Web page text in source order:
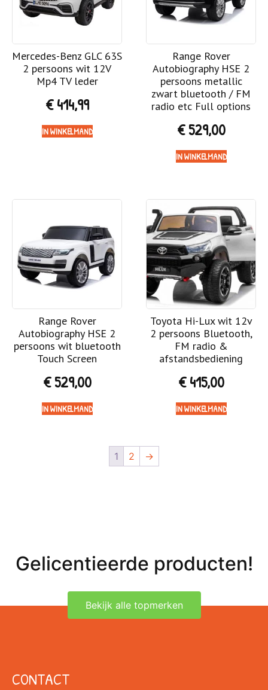
Mercedes-Benz GLC 63S
2 persoons wit 12V
Mp4 TV leder
€414,99
IN WINKELMAND
Range Rover
Autobiography HSE 2
persoons metallic
zwart bluetooth / FM
radio etc Full options
€529,00
IN WINKELMAND
Range Rover
Autobiography HSE 2
persoons wit bluetooth
Touch Screen
€529,00
IN WINKELMAND
Toyota Hi-Lux wit 12v
2 persoons Bluetooth,
FM radio &
afstandsbediening
€415,00
IN WINKELMAND
1 2 →
Gelicentieerde producten!
Bekijk alle topmerken
CONTACT